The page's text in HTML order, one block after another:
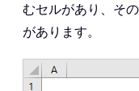
むセルがあり、そ
があります。